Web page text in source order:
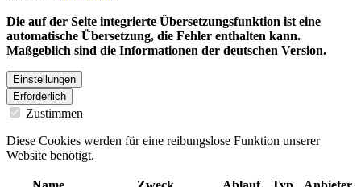
Die auf der Seite integrierte Übersetzungsfunktion ist eine
automatische Übersetzung, die Fehler enthalten kann.
Maßgeblich sind die Informationen der deutschen Version.
Einstellungen
Erforderlich
Zustimmen
Diese Cookies werden für eine reibungslose Funktion unserer
Website benötigt.